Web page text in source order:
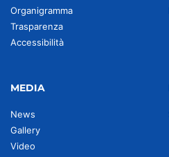
Organigramma
Trasparenza
Accessibilità
MEDIA
News
Gallery
Video